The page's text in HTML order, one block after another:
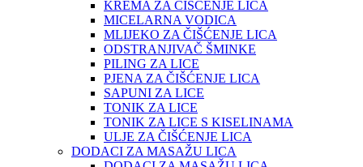
KREMA ZA ČIŠĆENJE LICA
MICELARNA VODICA
MLIJEKO ZA ČIŠĆENJE LICA
ODSTRANJIVAČ ŠMINKE
PILING ZA LICE
PJENA ZA ČIŠĆENJE LICA
SAPUNI ZA LICE
TONIK ZA LICE
TONIK ZA LICE S KISELINAMA
ULJE ZA ČIŠĆENJE LICA
DODACI ZA MASAŽU LICA